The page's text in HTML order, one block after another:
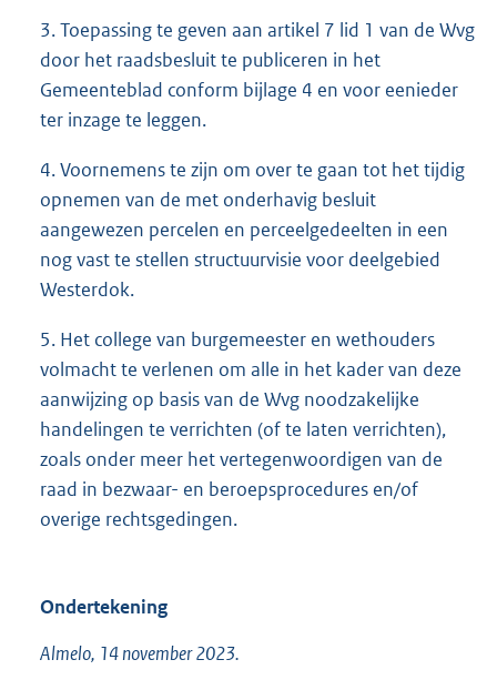
3. Toepassing te geven aan artikel 7 lid 1 van de Wvg
door het raadsbesluit te publiceren in het
Gemeenteblad conform bijlage 4 en voor eenieder
ter inzage te leggen.
4. Voornemens te zijn om over te gaan tot het tijdig
opnemen van de met onderhavig besluit
aangewezen percelen en perceelgedeelten in een
nog vast te stellen structuurvisie voor deelgebied
Westerdok.
5. Het college van burgemeester en wethouders
volmacht te verlenen om alle in het kader van deze
aanwijzing op basis van de Wvg noodzakelijke
handelingen te verrichten (of te laten verrichten),
zoals onder meer het vertegenwoordigen van de
raad in bezwaar- en beroepsprocedures en/of
overige rechtsgedingen.
Ondertekening
Almelo, 14 november 2023.